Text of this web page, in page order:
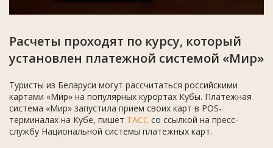
Расчеты проходят по курсу, который
установлен платежной системой «Мир»
Туристы из Беларуси могут рассчитаться российскими
картами «Мир» на популярных курортах Кубы. Платежная
система «Мир» запустила прием своих карт в POS-
терминалах на Кубе, пишет ТАСС со ссылкой на пресс-
службу Национальной системы платежных карт.